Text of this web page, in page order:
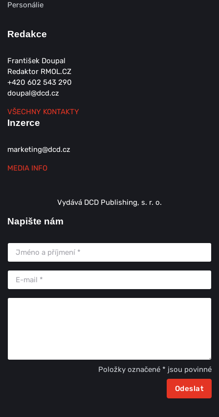
Personálie
Redakce
František Doupal
Redaktor RMOL.CZ
+420 602 543 290
doupal@dcd.cz
VŠECHNY KONTAKTY
Inzerce
marketing@dcd.cz
MEDIA INFO
Vydává DCD Publishing, s. r. o.
Napište nám
Položky označené * jsou povinné